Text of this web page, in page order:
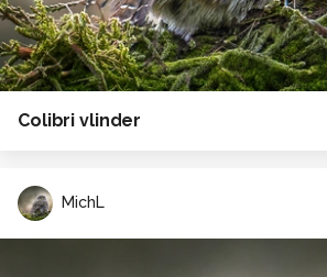
Colibri vlinder
MichL